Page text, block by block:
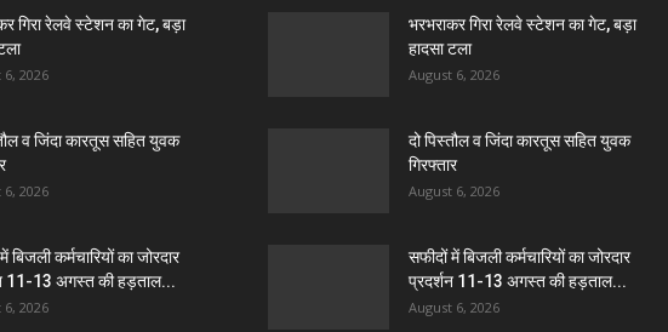
गिरा रेलवे स्टेशन का गेट, बड़ा
2026
व जिंदा कारतूस सहित युवक
2026
बिजली कर्मचारियों का जोरदार
11-13 अगस्त की हड़ताल...
2026
भरभराकर गिरा रेलवे स्टेशन का गेट, बड़ा
हादसा टला
August 6, 2026
दो पिस्तौल व जिंदा कारतूस सहित युवक
गिरफ्तार
August 6, 2026
सफीदों में बिजली कर्मचारियों का जोरदार
प्रदर्शन 11-13 अगस्त की हड़ताल...
August 6, 2026